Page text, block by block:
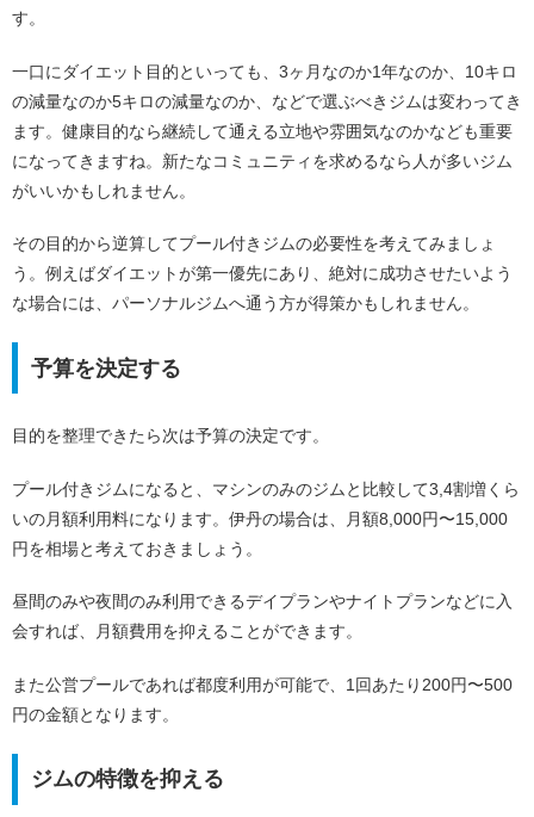
す。
一口にダイエット目的といっても、3ヶ月なのか1年なのか、10キロ
の減量なのか5キロの減量なのか、などで選ぶべきジムは変わってき
ます。健康目的なら継続して通える立地や雰囲気なのかなども重要
になってきますね。新たなコミュニティを求めるなら人が多いジム
がいいかもしれません。
その目的から逆算してプール付きジムの必要性を考えてみましょ
う。例えばダイエットが第一優先にあり、絶対に成功させたいよう
な場合には、パーソナルジムへ通う方が得策かもしれません。
予算を決定する
目的を整理できたら次は予算の決定です。
プール付きジムになると、マシンのみのジムと比較して3,4割増くら
いの月額利用料になります。伊丹の場合は、月額8,000円〜15,000
円を相場と考えておきましょう。
昼間のみや夜間のみ利用できるデイプランやナイトプランなどに入
会すれば、月額費用を抑えることができます。
また公営プールであれば都度利用が可能で、1回あたり200円〜500
円の金額となります。
ジムの特徴を抑える